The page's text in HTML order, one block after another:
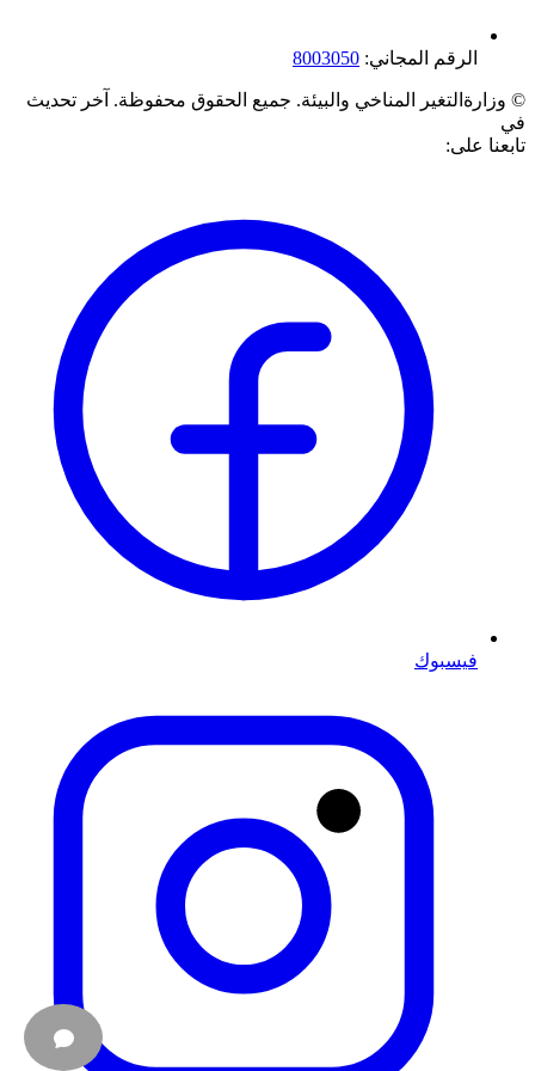
الرقم المجاني: 8003050
© وزارةالتغير المناخي والبيئة. جميع الحقوق محفوظة. آخر تحديث
في
تابعنا على:
فيسبوك